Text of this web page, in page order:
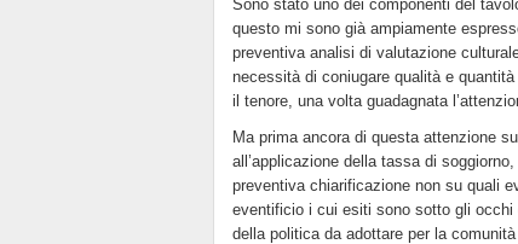
Sono stato uno dei componenti del
questo mi sono già ampiamente
preventiva analisi di valutazione
necessità di coniugare qualità e
il tenore, una volta guadagnata
Ma prima ancora di questa attenzione
all’applicazione della tassa di
preventiva chiarificazione non su quali
eventificio i cui esiti sono sotto gli occhi
della politica da adottare per la